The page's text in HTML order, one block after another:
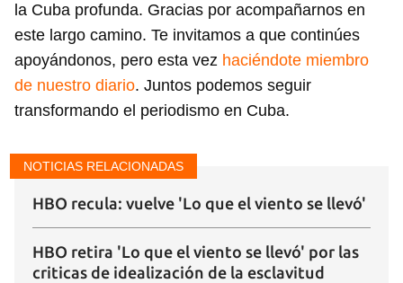
la Cuba profunda. Gracias por acompañarnos en
este largo camino. Te invitamos a que continúes
apoyándonos, pero esta vez haciéndote miembro
de nuestro diario. Juntos podemos seguir
transformando el periodismo en Cuba.
NOTICIAS RELACIONADAS
HBO recula: vuelve 'Lo que el viento se llevó'
HBO retira 'Lo que el viento se llevó' por las
criticas de idealización de la esclavitud